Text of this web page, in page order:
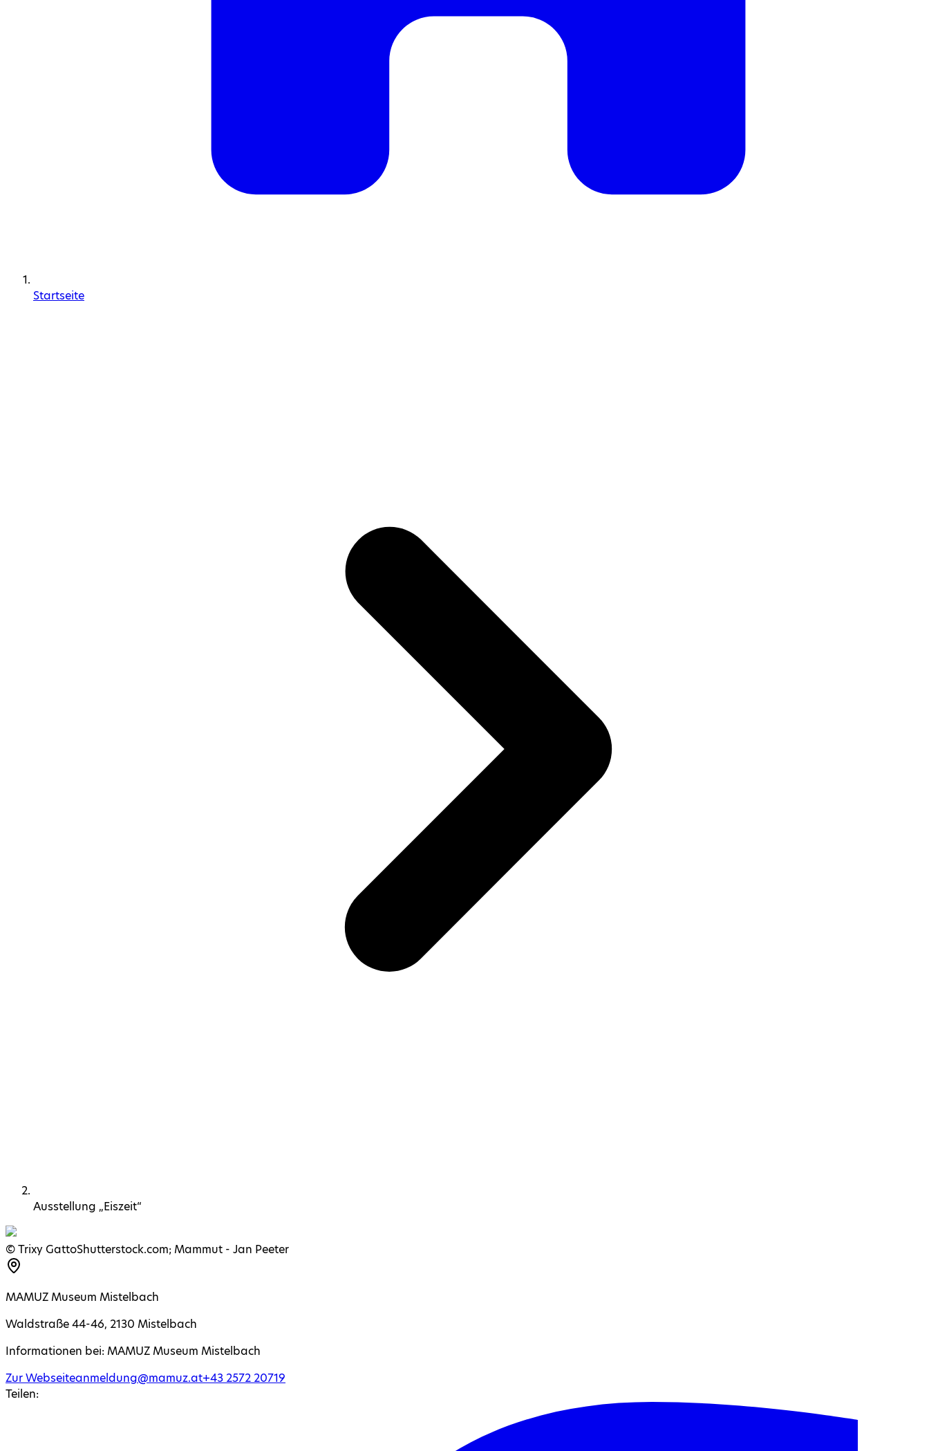
Startseite
Ausstellung „Eiszeit“
©Trixy GattoShutterstock.com; Mammut - Jan Peeter
MAMUZ Museum Mistelbach
Waldstraße 44-46, 2130 Mistelbach
Informationen bei: MAMUZ Museum Mistelbach
Zur Webseiteanmeldung@mamuz.at+43 2572 20719
Teilen: